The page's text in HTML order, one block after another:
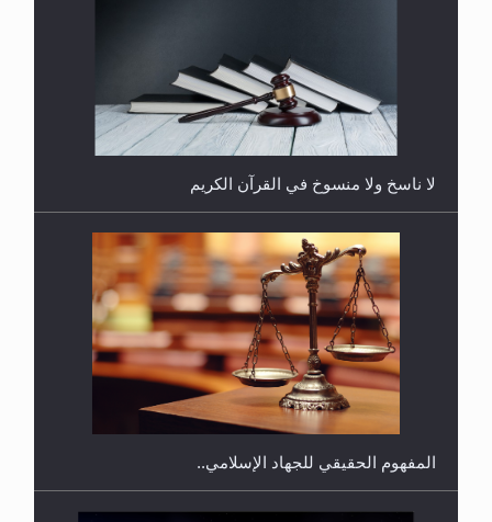
هل يُحسب حول الزكاة وفق السنة الميلادية أو الهجرية؟
هل يجوز فتح مشروع كوافير نسائي للمحجبات وغير
المحجبات؟
لا ناسخ ولا منسوخ في القرآن الكريم
المفهوم الحقيقي للجهاد الإسلامي..